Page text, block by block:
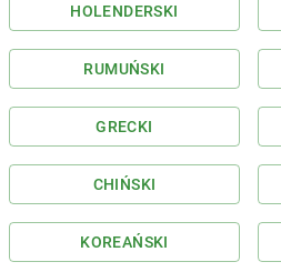
HOLENDERSKI
RUMUŃSKI
GRECKI
CHIŃSKI
KOREAŃSKI